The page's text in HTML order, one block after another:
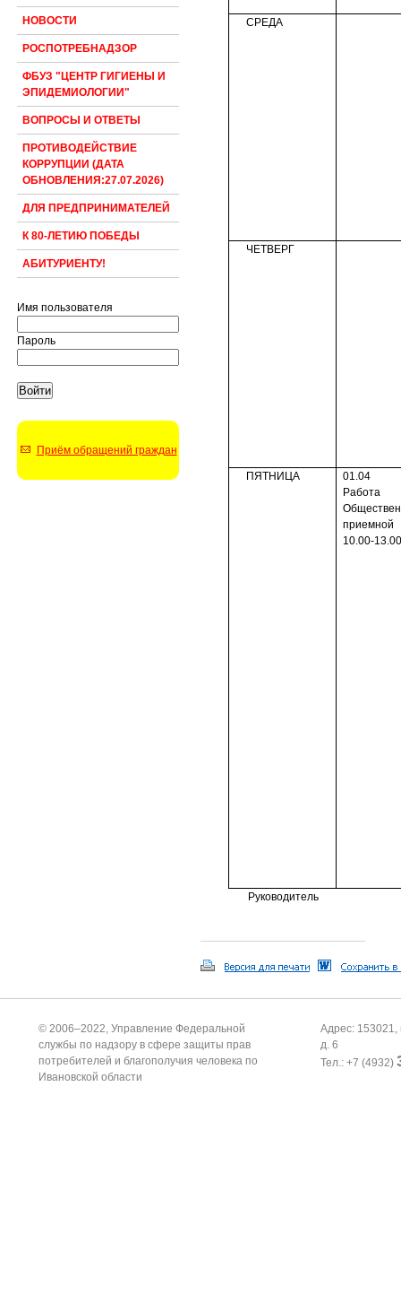
НОВОСТИ
РОСПОТРЕБНАДЗОР
ФБУЗ "ЦЕНТР ГИГИЕНЫ И
ЭПИДЕМИОЛОГИИ"
ВОПРОСЫ И ОТВЕТЫ
ПРОТИВОДЕЙСТВИЕ
КОРРУПЦИИ (ДАТА
ОБНОВЛЕНИЯ:27.07.2026)
ДЛЯ ПРЕДПРИНИМАТЕЛЕЙ
К 80-ЛЕТИЮ ПОБЕДЫ
АБИТУРИЕНТУ!
Имя пользователя
Пароль
Приём обращений граждан
СРЕДА
ЧЕТВЕРГ
ПЯТНИЦА
01.04
Работа
приемной
10.00-
Руководитель
© 2006–2022, Управление Федеральной
службы по надзору в сфере защиты прав
потребителей и благополучия человека по
Ивановской области
Адрес: 153021,
д. 6
Тел.: +7 (4932)